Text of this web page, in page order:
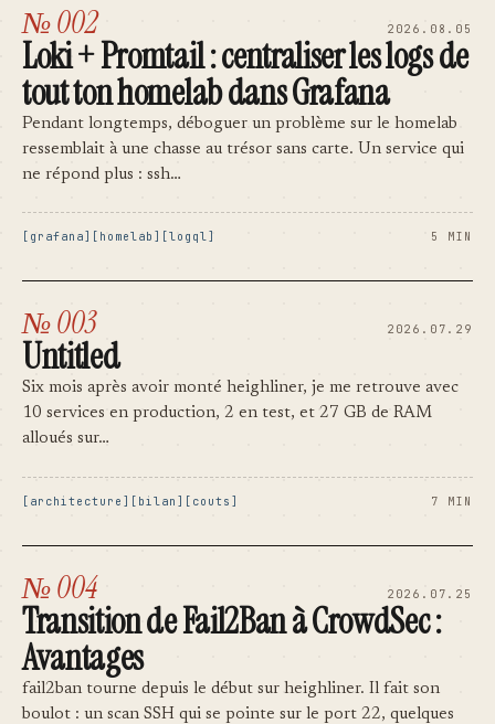
№ 002 2026.08.05
Loki + Promtail : centraliser les logs de
tout ton homelab dans Grafana
Pendant longtemps, déboguer un problème sur le homelab
ressemblait à une chasse au trésor sans carte. Un service qui
ne répond plus : ssh…
grafana homelab logql 5 MIN
№ 003 2026.07.29
Untitled
Six mois après avoir monté heighliner, je me retrouve avec
10 services en production, 2 en test, et 27 GB de RAM
alloués sur…
architecture bilan couts 7 MIN
№ 004 2026.07.25
Transition de Fail2Ban à CrowdSec :
Avantages
fail2ban tourne depuis le début sur heighliner. Il fait son
boulot : un scan SSH qui se pointe sur le port 22, quelques